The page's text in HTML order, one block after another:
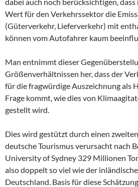
Wert für den Verkehrssektor die
(Güterverkehr, Lieferverkehr) mit
können vom Autofahrer kaum
Man entnimmt dieser
Größenverhältnissen her, dass der
für die fragwürdige Auszeichnung als
Frage kommt, wie dies von
gestellt wird.
Dies wird gestützt durch einen
deutsche Tourismus verursacht nach
University of Sydney 329 Millionen
also doppelt so viel wie der
Deutschland. Basis für diese